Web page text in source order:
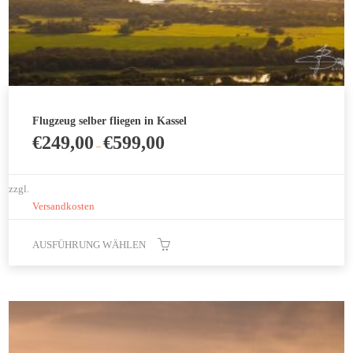
Flugzeug selber fliegen in Kassel
€249,00 –€599,00
zzgl.
Versandkosten
AUSFÜHRUNG WÄHLEN